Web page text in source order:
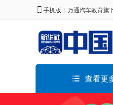
手机版 | 万通汽车教育旗
查看更